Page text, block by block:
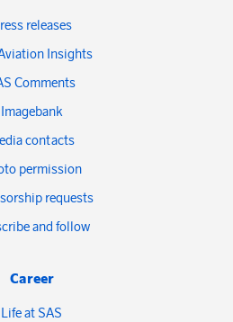
releases
Insights
Comments
Imagebank
contacts
permission
requests
and follow
Career
Life at SAS